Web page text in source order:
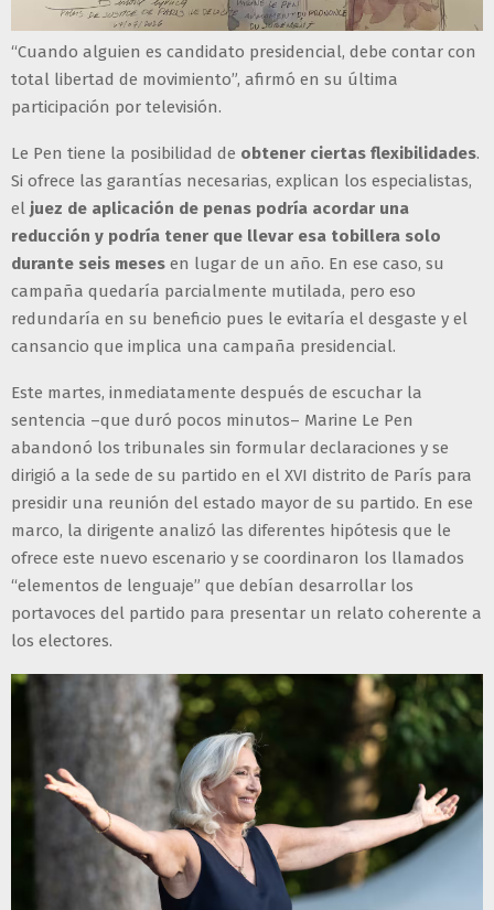
“Cuando alguien es candidato presidencial, debe contar con
total libertad de movimiento”, afirmó en su última
participación por televisión.
Le Pen tiene la posibilidad de obtener ciertas flexibilidades.
Si ofrece las garantías necesarias, explican los especialistas,
el juez de aplicación de penas podría acordar una
reducción y podría tener que llevar esa tobillera solo
durante seis meses en lugar de un año. En ese caso, su
campaña quedaría parcialmente mutilada, pero eso
redundaría en su beneficio pues le evitaría el desgaste y el
cansancio que implica una campaña presidencial.
Este martes, inmediatamente después de escuchar la
sentencia –que duró pocos minutos– Marine Le Pen
abandonó los tribunales sin formular declaraciones y se
dirigió a la sede de su partido en el XVI distrito de París para
presidir una reunión del estado mayor de su partido. En ese
marco, la dirigente analizó las diferentes hipótesis que le
ofrece este nuevo escenario y se coordinaron los llamados
“elementos de lenguaje” que debían desarrollar los
portavoces del partido para presentar un relato coherente a
los electores.